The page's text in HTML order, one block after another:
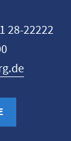
28-22222